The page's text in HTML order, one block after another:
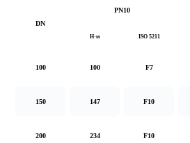
DN
PN10
Н·м ISO 5211
100 100 F7
150 147 F10
200 234 F10